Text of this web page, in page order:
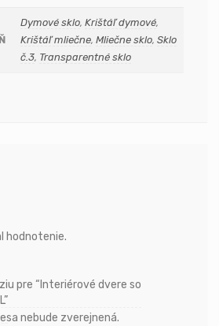
Dymové sklo, Krištáľ dymové,
Krištáľ mliečne, Mliečne sklo, Sklo
č.3, Transparentné sklo
hodnotenie.
pre “Interiérové dvere so
nebude zverejnená.